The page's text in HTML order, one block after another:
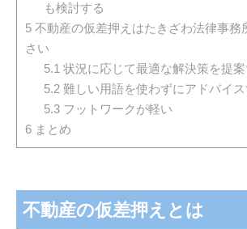
も検討する
5 不動産の仮差押えはたきざわ法律事務
さい
5.1 状況に応じて最適な解決策を提案
5.2難しい用語を使わずにアドバイス
5.3フットワークが軽い
6 まとめ
不動産の仮差押えとは